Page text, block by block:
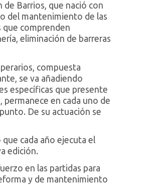
de Barrios, que nació con
del mantenimiento de las
que comprenden
eliminación de barreras
compuesta
se va añadiendo
específicas que presente
permanece en cada uno de
De su actuación se
cada año ejecuta el
edición.
en las partidas para
y de mantenimiento